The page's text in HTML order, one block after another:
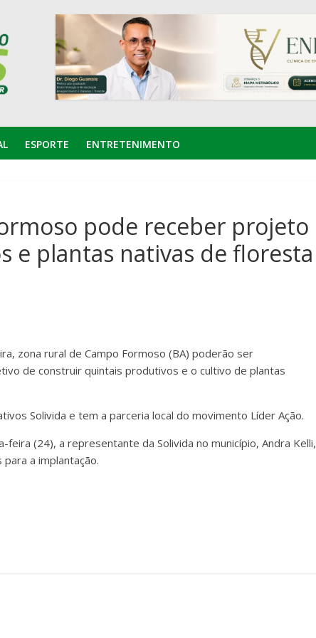
ESPORTE ENTRETENIMENTO
pode receber projeto
e plantas nativas de floresta
zona rural de Campo Formoso (BA) poderão ser
de construir quintais produtivos e o cultivo de plantas
Solivida e tem a parceria local do movimento Líder Ação.
(24), a representante da Solivida no município, Andra Kelli,
a implantação.